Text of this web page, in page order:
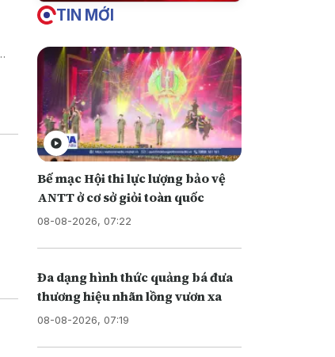
TIN MỚI
Bế mạc Hội thi lực lượng bảo vệ
ANTT ở cơ sở giỏi toàn quốc
08-08-2026, 07:22
Đa dạng hình thức quảng bá đưa
thương hiệu nhãn lồng vươn xa
08-08-2026, 07:19